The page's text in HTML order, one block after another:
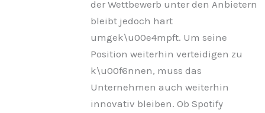
der Wettbewerb unter den Anbietern
bleibt jedoch hart
umgek\u00e4mpft. Um seine
Position weiterhin verteidigen zu
k\u00f6nnen, muss das
Unternehmen auch weiterhin
innovativ bleiben. Ob Spotify